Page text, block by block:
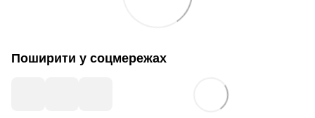
Поширити у соцмережах